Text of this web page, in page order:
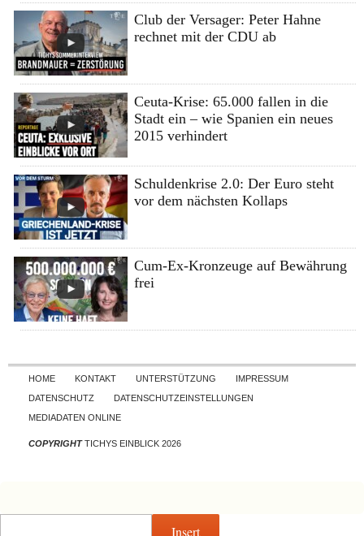
Club der Versager: Peter Hahne
rechnet mit der CDU ab
Ceuta-Krise: 65.000 fallen in die
Stadt ein – wie Spanien ein neues
2015 verhindert
Schuldenkrise 2.0: Der Euro steht
vor dem nächsten Kollaps
Cum-Ex-Kronzeuge auf Bewährung
frei
Skip to content
HOME KONTAKT UNTERSTÜTZUNG
IMPRESSUM
DATENSCHUTZ
DATENSCHUTZEINSTELLUNGEN
MEDIADATEN ONLINE
COPYRIGHTTICHYS EINBLICK 2026
Insert